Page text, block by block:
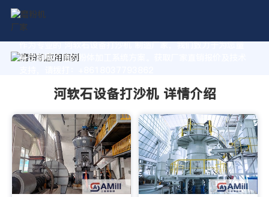
作为专业的 河软石设备打沙机 制造厂家，我们致力于为您量
身定制高价值的粉体加工系统方案。获取厂家直销报价及技术
河软石设备打沙机 详情介绍